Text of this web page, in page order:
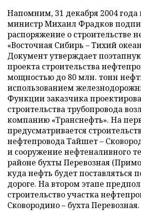
Напомним, 31 декабря 2004 года
министр Михаил Фрадков
распоряжение о строительстве
«Восточная Сибирь – Тихий
Документ утверждает
проекта строительства
мощностью до 80 млн. тонн
использованием
Функции заказчика
строительства трубопровода
компанию «Транснефть». На
предусматривается
нефтепровода Тайшет –
и сооружение нефтеналивного
районе бухты Перевозная
куда нефть будет поставляться
дороге. На втором этапе
строительство участка
Сковородино – бухта Перевозная.